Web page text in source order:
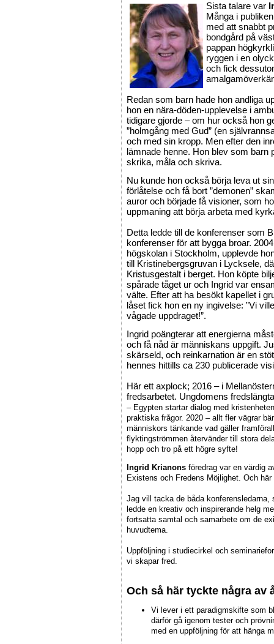
Sista talare var
Många i
med att snabbt
bondgård på
pappan
ryggen i en
och fick
Redan som barn hade hon andliga
hon en nära-döden-upplevelse i
tidigare gjorde – om hur också hon
”holmgång med Gud” (en
och med sin kropp. Men efter den
lämnade henne. Hon blev som
skrika, måla och skriva.
Nu kunde hon också börja leva ut
förlåtelse och få bort ”demonen”
auror och började få visioner, som
uppmaning att börja arbeta med
Detta ledde till de konferenser som
konferenser för att bygga broar.
högskolan i Stockholm, upplevde
till Kristinebergsgruvan i Lycksele,
Kristusgestalt i berget. Hon köpte
spårade tåget ur och Ingrid var
välte. Efter att ha besökt kapellet i
låset fick hon en ny ingivelse: ”Vi
vågade uppdraget!”.
Ingrid poängterar att energierna
och få nåd är människans uppgift.
skärseld, och reinkarnation är en
hennes hittills ca 230 publicerade
Här ett axplock; 2016 – i
fredsarbetet. Ungdomens
– Egypten startar dialog med
praktiska frågor. 2020 – allt fler vägrar
människors tänkande vad gäller
flyktingströmmen återvänder till stora
hopp och tro på ett högre syfte!
Ingrid Krianons föredrag var en värdig
Existens och Fredens Möjlighet. Och
Jag vill tacka de båda
ledde en kreativ och inspirerande helg
fortsatta samtal och samarbete om de
huvudtema.
Uppföljning i studiecirkel och
vi skapar fred.
Och så här tyckte några av
Vi lever i ett paradigmskifte som
därför gå igenom tester och
med en uppföljning för att hänga